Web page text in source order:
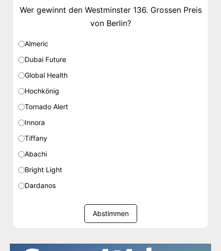
Wer gewinnt den Westminster 136. Grossen Preis
von Berlin?
Almeric
Dubai Future
Global Health
Hochkönig
Tornado Alert
Innora
Tiffany
Abachi
Bright Light
Dardanos
Abstimmen